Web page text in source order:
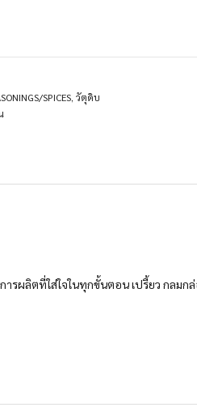
SPICES, วัตุดิบ
รผลิตที่ใส่ใจในทุกขั้นตอน เปรี้ยว กลมก